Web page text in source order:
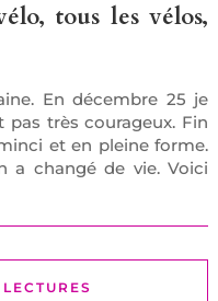
tous les vélos,
En décembre 25 je
pas très courageux. Fin
et en pleine forme.
a changé de vie. Voici